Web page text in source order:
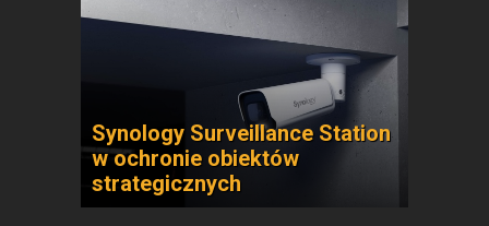
Synology Surveillance Station
w ochronie obiektów
strategicznych